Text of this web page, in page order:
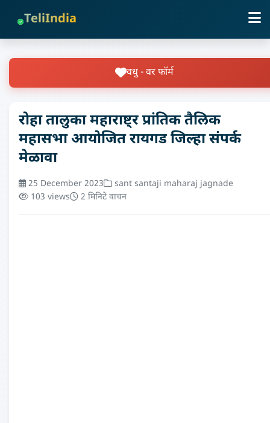
TeliIndia
वधु - वर फॉर्म
रोहा तालुका महाराष्ट्र प्रांतिक तैलिक
महासभा आयोजित रायगड जिल्हा संपर्क
मेळावा
25 December 2023
sant santaji maharaj jagnade
103 views
2 मिनिटे वाचन